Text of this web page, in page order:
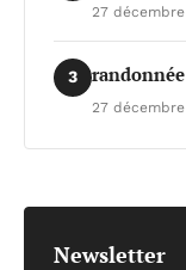
27
3
27
Newsletter